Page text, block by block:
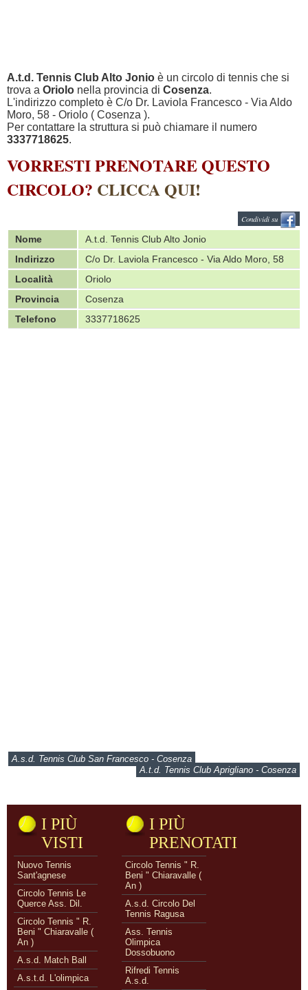
A.t.d. Tennis Club Alto Jonio è un circolo di tennis che si
trova a Oriolo nella provincia di Cosenza.
L'indirizzo completo è C/o Dr. Laviola Francesco - Via Aldo
Moro, 58 - Oriolo ( Cosenza ).
Per contattare la struttura si può chiamare il numero
3337718625.
VORRESTI PRENOTARE QUESTO
CIRCOLO? CLICCA QUI!
Condividi su
Nome
A.t.d. Tennis Club Alto Jonio
Indirizzo
C/o Dr. Laviola Francesco - Via Aldo Moro, 58
Località
Oriolo
Provincia
Cosenza
Telefono
3337718625
A.s.d. Tennis Club San Francesco - Cosenza
A.t.d. Tennis Club Aprigliano - Cosenza
I PIÙ
VISTI
Nuovo Tennis
Sant'agnese
Circolo Tennis Le
Querce Ass. Dil.
Circolo Tennis " R.
Beni " Chiaravalle (
An )
A.s.d. Match Ball
A.s.t.d. L'olimpica
I PIÙ
PRENOTATI
Circolo Tennis " R.
Beni " Chiaravalle (
An )
A.s.d. Circolo Del
Tennis Ragusa
Ass. Tennis
Olimpica
Dossobuono
Rifredi Tennis
A.s.d.